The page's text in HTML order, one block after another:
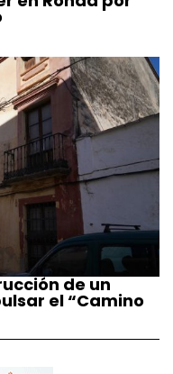
de un
el “Camino